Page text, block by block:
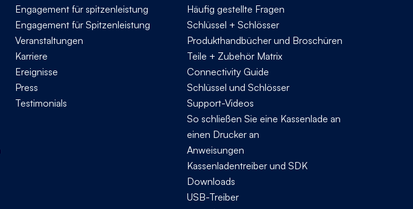
Engagement für spitzenleistung
Engagement für Spitzenleistung
Veranstaltungen
Karriere
Ereignisse
Press
Testimonials
Häufig gestellte Fragen
Schlüssel + Schlösser
Produkthandbücher und Broschüren
Teile + Zubehör Matrix
Connectivity Guide
Schlüssel und Schlösser
Support-Videos
So schließen Sie eine Kassenlade an
einen Drucker an
Anweisungen
Kassenladentreiber und SDK
Downloads
USB-Treiber